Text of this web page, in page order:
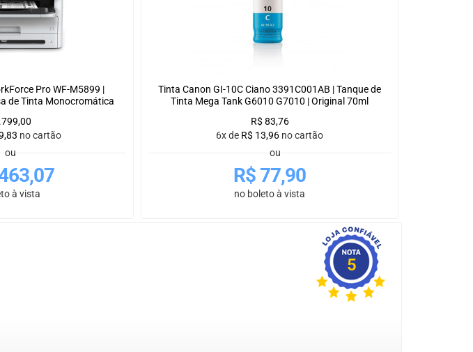
Pro WF-M5899 |
de Tinta Monocromática
no cartão
ou
à vista
Tinta Canon GI-10C Ciano 3391C001AB | Tanque de
Tinta Mega Tank G6010 G7010 | Original 70ml
R$ 83,76
6x de R$ 13,96 no cartão
ou
R$77,90
no boleto à vista
5